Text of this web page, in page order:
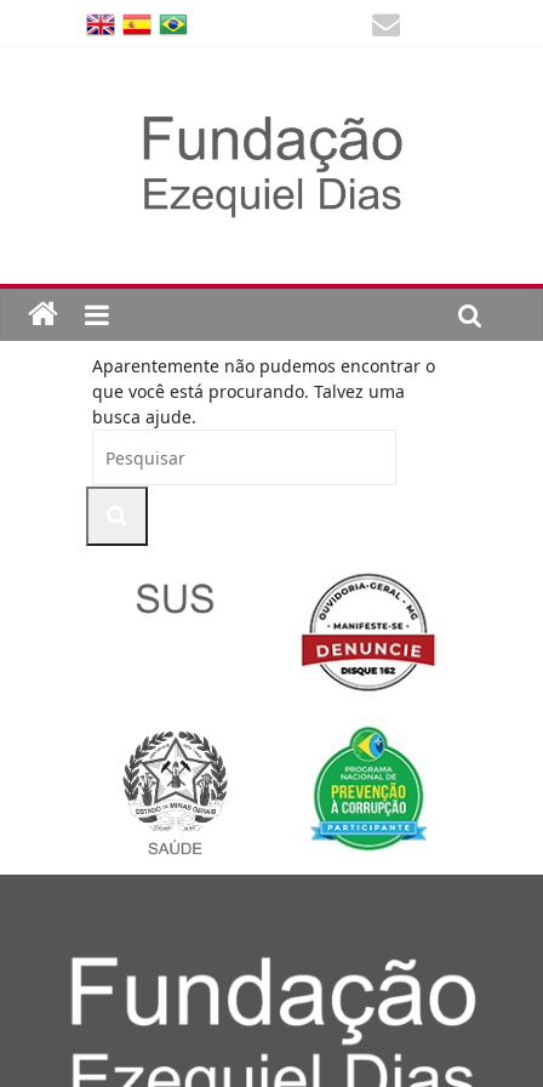
Aparentemente não pudemos encontrar o
que você está procurando. Talvez uma
busca ajude.